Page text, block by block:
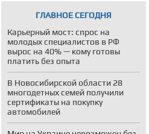
ГЛАВНОЕ СЕГОДНЯ
Карьерный мост: спрос на
молодых специалистов в РФ
вырос на 40% — кому готовы
платить без опыта
В Новосибирской области 28
многодетных семей получили
сертификаты на покупку
автомобилей